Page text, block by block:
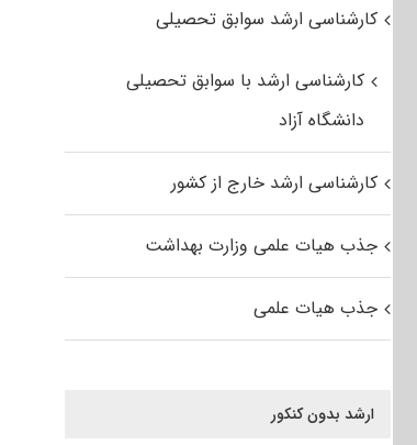
کارشناسی ارشد سوابق تحصیلی
کارشناسی ارشد با سوابق تحصیلی
دانشگاه آزاد
کارشناسی ارشد خارج از کشور
جذب هیات علمی وزارت بهداشت
جذب هیات علمی
ارشد بدون کنکور